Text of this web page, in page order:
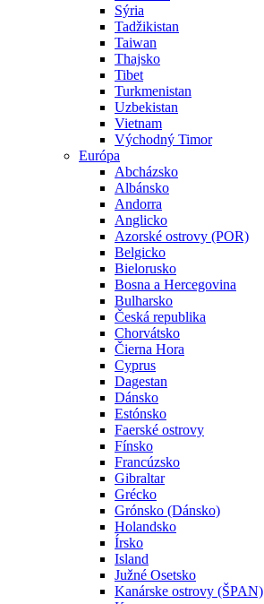
Sýria
Tadžikistan
Taiwan
Thajsko
Tibet
Turkmenistan
Uzbekistan
Vietnam
Východný Timor
Európa
Abcházsko
Albánsko
Andorra
Anglicko
Azorské ostrovy (POR)
Belgicko
Bielorusko
Bosna a Hercegovina
Bulharsko
Česká republika
Chorvátsko
Čierna Hora
Cyprus
Dagestan
Dánsko
Estónsko
Faerské ostrovy
Fínsko
Francúzsko
Gibraltar
Grécko
Grónsko (Dánsko)
Holandsko
Írsko
Island
Južné Osetsko
Kanárske ostrovy (ŠPAN)